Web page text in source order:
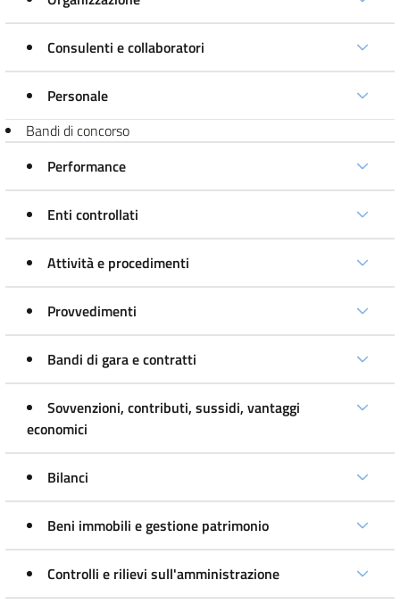
Consulenti e collaboratori
Personale
Bandi di concorso
Performance
Enti controllati
Attività e procedimenti
Provvedimenti
Bandi di gara e contratti
Sovvenzioni, contributi, sussidi, vantaggi
economici
Bilanci
Beni immobili e gestione patrimonio
Controlli e rilievi sull'amministrazione